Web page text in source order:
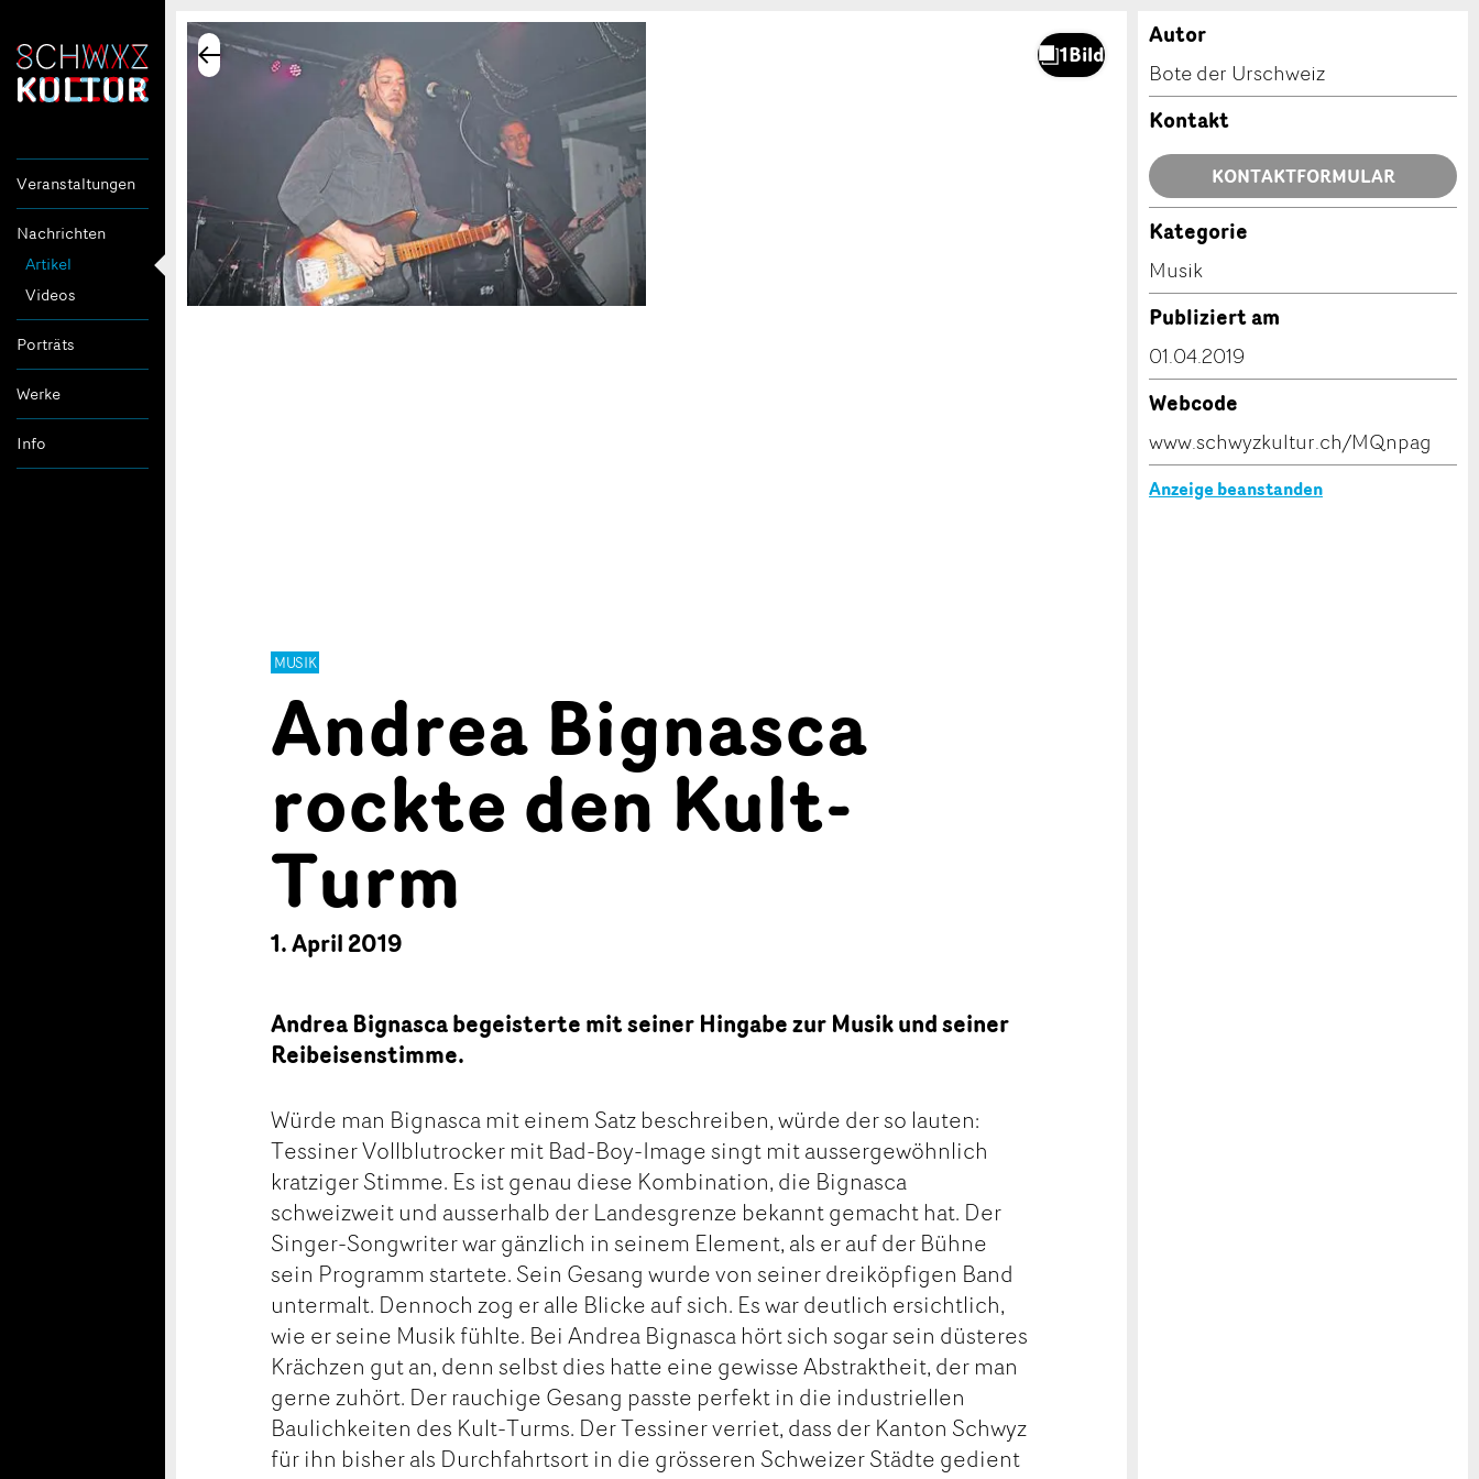
Veranstaltungen
Nachrichten
Artikel
Videos
Porträts
Werke
Info
MUSIK
Andrea Bignasca
rockte den Kult-
Turm
1. April 2019
Andrea Bignasca begeisterte mit seiner Hingabe zur Musik und seiner
Reibeisenstimme.
Würde man Bignasca mit einem Satz beschreiben, würde der so lauten:
Tessiner Vollblutrocker mit Bad-Boy-Image singt mit aussergewöhnlich
kratziger Stimme. Es ist genau diese Kombination, die Bignasca
schweizweit und ausserhalb der Landesgrenze bekannt gemacht hat. Der
Singer-Songwriter war gänzlich in seinem Element, als er auf der Bühne
sein Programm startete. Sein Gesang wurde von seiner dreiköpfigen Band
untermalt. Dennoch zog er alle Blicke auf sich. Es war deutlich ersichtlich,
wie er seine Musik fühlte. Bei Andrea Bignasca hört sich sogar sein düsteres
Krächzen gut an, denn selbst dies hatte eine gewisse Abstraktheit, der man
gerne zuhört. Der rauchige Gesang passte perfekt in die industriellen
Baulichkeiten des Kult-Turms. Der Tessiner verriet, dass der Kanton Schwyz
für ihn bisher als Durchfahrtsort in die grösseren Schweizer Städte gedient
Autor
Bote der Urschweiz
Kontakt
KONTAKTFORMULAR
Kategorie
Musik
Publiziert am
01.04.2019
Webcode
www.schwyzkultur.ch/MQnpag
Anzeige beanstanden